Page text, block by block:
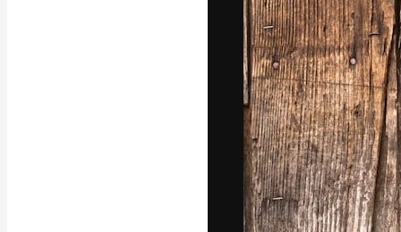
La piattaforma
migliori lavori.
creativi,
Italiano